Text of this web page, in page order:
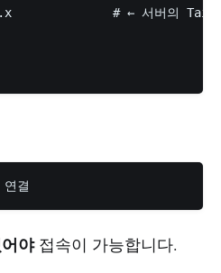
# ← 서버의
야접속이 가능합니다.